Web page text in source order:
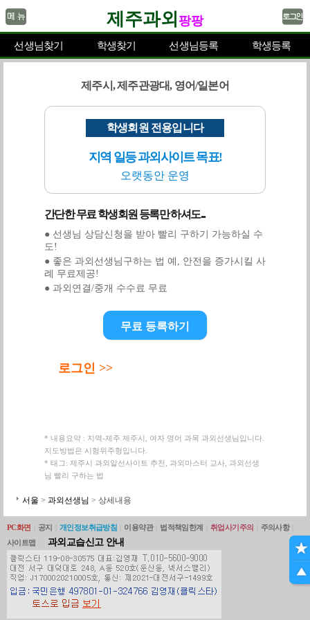
제주과외 팡팡
선생님찾기 학생찾기 선생님등록 학생등록
제주시, 제주관광대, 영어/일본어
학생회원 전용입니다
지역 일등 과외사이트 목표!
오랫동안 운영
간단한 무료 학생회원 등록만 하셔도...
● 선생님 상담신청을 받아 빨리 구하기 가능하실 수
도!
● 좋은 과외선생님구하는 법 예, 안전을 증가시킬 사
례 무료제공!
● 과외연결/중개 수수료 무료
무료 등록하기
로그인 >>
* 내용요약 : 지역-제주 제주시, 여자 영어 과목 과외선생님입니다.
지도방법은 시험위주형입니다.
* 태그: 제주시 과외알선사이트 추천, 과외마스터 교사, 과외선생
님 빨리 구하는 법
서울 > 과외선생님 > 상세내용
PC화면 공지 개인정보취급방침 이용약관 법적책임한계 취업사기주의 주의사항
사이트맵
과외교습신고 안내